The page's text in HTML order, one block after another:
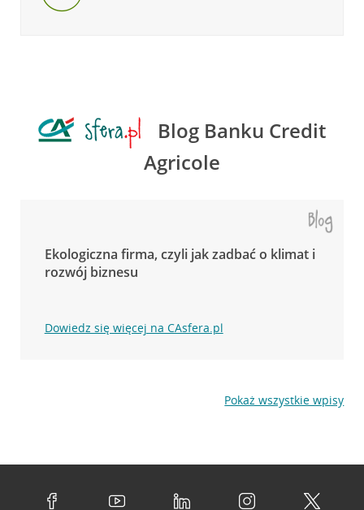
Blog Banku Credit
Agricole
Ekologiczna firma, czyli jak zadbać o klimat i
rozwój biznesu
Dowiedz się więcej na CAsfera.pl
Pokaż wszystkie wpisy